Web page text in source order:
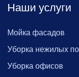
Наши услуги
Мойка фасадов
Уборка нежилых
Уборка офисов